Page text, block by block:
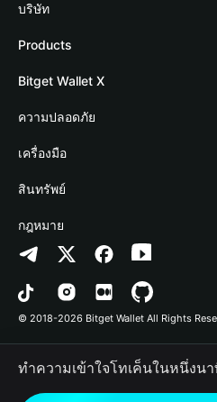
บริษัท
เกี่ยวกับ Bitget Wallet
Blog
Academy
ข่าวสารด้านคริปโต
ศูนย์ช่วยเหลือ
ติดต่อเรา
ทรัพยากรข้อมูลของแบรนด์
อาชีพ
Products
Crypto Card
Stablecoin Earn
Payfi Crypto
Crypto Swap API
Altcoin Season Index
Prediction Markets
DApp
RWA
Bitget Wallet X
นักพัฒนา
เชื่อมต่อ Wallet
Bitget Wallet Pay
ลิสต์โปรเจกต์
ความปลอดภัย
Protection Fund
เทคโนโลยีความปลอดภัย
เครื่องมือ
ซื้อคริปโต
การตรวจจับการอนุญาต
การตรวจจับสัญญา
การโอนเป็นชุด
สินทรัพย์
Arbitrum
Avalanche
Bitcoin
Polygon
กฎหมาย
นโยบายความเป็นส่วนตัว
ข้อตกลงในการใช้บริการ
© 2018-2026 Bitget Wallet All Rights
ทำความเข้าใจโทเค็นในหนึ่งน